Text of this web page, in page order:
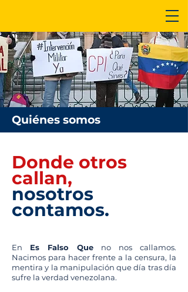
Quiénes somos
Donde otros
callan,
nosotros
contamos.
En Es Falso Que no nos callamos.
Nacimos para hacer frente a la censura, la
mentira y la manipulación que día tras día
sufre la verdad venezolana.